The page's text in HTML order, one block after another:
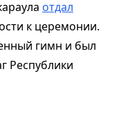
отдал
к церемонии.
гимн и был
Республики